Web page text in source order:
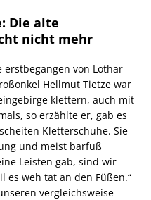
Die alte
nicht mehr
erstbegangen von Lothar
Hellmut Tietze war
klettern, auch mit
so erzählte er, gab es
Kletterschuhe. Sie
und meist barfuß
Leisten gab, sind wir
es weh tat an den Füßen.“
vergleichsweise